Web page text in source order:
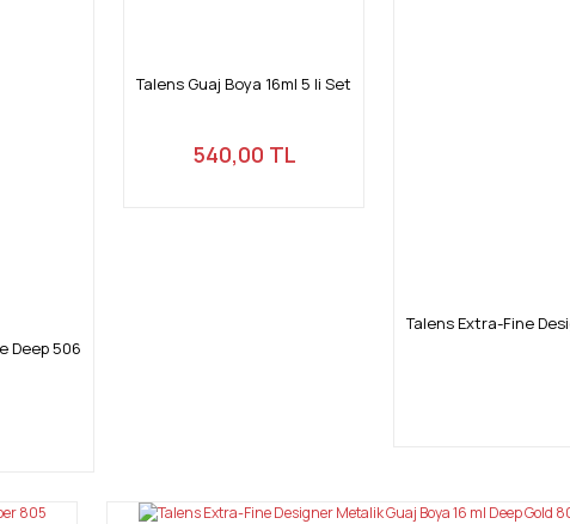
Deep 506
Talens Guaj Boya 16ml 5 li Set
540,00 TL
Talens Extra-Fine